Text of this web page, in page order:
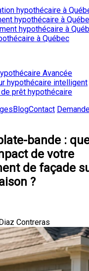
hypothécaire à
hypothécaire à
hypothécaire à
à Québec
Avancée
hypothécaire intelligent
prêt hypothécaire
BlogContact
bande :
de votre
de façade
?
Contreras